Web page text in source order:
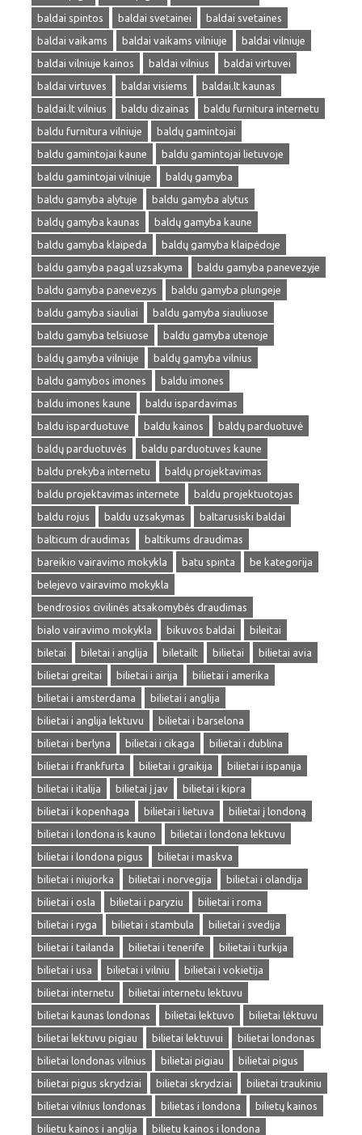
baldai spintos
baldai svetainei
baldai svetaines
baldai vaikams
baldai vaikams vilniuje
baldai vilniuje
baldai vilniuje kainos
baldai vilnius
baldai virtuvei
baldai virtuves
baldai visiems
baldai.lt kaunas
baldai.lt vilnius
baldu dizainas
baldu furnitura internetu
baldu furnitura vilniuje
baldų gamintojai
baldu gamintojai kaune
baldu gamintojai lietuvoje
baldu gamintojai vilniuje
baldų gamyba
baldu gamyba alytuje
baldu gamyba alytus
baldų gamyba kaunas
baldų gamyba kaune
baldu gamyba klaipeda
baldų gamyba klaipėdoje
baldu gamyba pagal uzsakyma
baldu gamyba panevezyje
baldu gamyba panevezys
baldu gamyba plungeje
baldu gamyba siauliai
baldu gamyba siauliuose
baldu gamyba telsiuose
baldu gamyba utenoje
baldų gamyba vilniuje
baldų gamyba vilnius
baldu gamybos imones
baldu imones
baldu imones kaune
baldu ispardavimas
baldu isparduotuve
baldu kainos
baldų parduotuvė
baldų parduotuvės
baldu parduotuves kaune
baldu prekyba internetu
baldų projektavimas
baldu projektavimas internete
baldu projektuotojas
baldu rojus
baldu uzsakymas
baltarusiski baldai
balticum draudimas
baltikums draudimas
bareikio vairavimo mokykla
batu spinta
be kategorija
belejevo vairavimo mokykla
bendrosios civilinės atsakomybės draudimas
bialo vairavimo mokykla
bikuvos baldai
bileitai
biletai
biletai i anglija biletailt bilietai
bilietai avia
bilietai greitai
bilietai i airija
bilietai i amerika
bilietai i amsterdama
bilietai i anglija
bilietai i anglija lektuvu
bilietai i barselona
bilietai i berlyna
bilietai i cikaga
bilietai i dublina
bilietai i frankfurta
bilietai i graikija
bilietai i ispanija
bilietai i italija
bilietai į jav
bilietai i kipra
bilietai i kopenhaga
bilietai i lietuva
bilietai į londoną
bilietai i londona is kauno
bilietai i londona lektuvu
bilietai i londona pigus
bilietai i maskva
bilietai i niujorka
bilietai i norvegija
bilietai i olandija
bilietai i osla
bilietai i paryziu
bilietai i roma
bilietai i ryga
bilietai i stambula
bilietai i svedija
bilietai i tailanda
bilietai i tenerife
bilietai i turkija
bilietai i usa
bilietai i vilniu
bilietai i vokietija
bilietai internetu
bilietai internetu lektuvu
bilietai kaunas londonas
bilietai lektuvo
bilietai lėktuvu
bilietai lektuvu pigiau
bilietai lektuvui
bilietai londonas
bilietai londonas vilnius
bilietai pigiau
bilietai pigus
bilietai pigus skrydziai
bilietai skrydziai
bilietai traukiniu
bilietai vilnius londonas
bilietas i londona
bilietų kainos
bilietu kainos i anglija
bilietu kainos i londona